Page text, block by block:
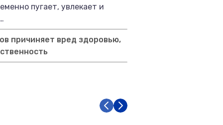
пугает, увлекает и
причиняет вред здоровью,